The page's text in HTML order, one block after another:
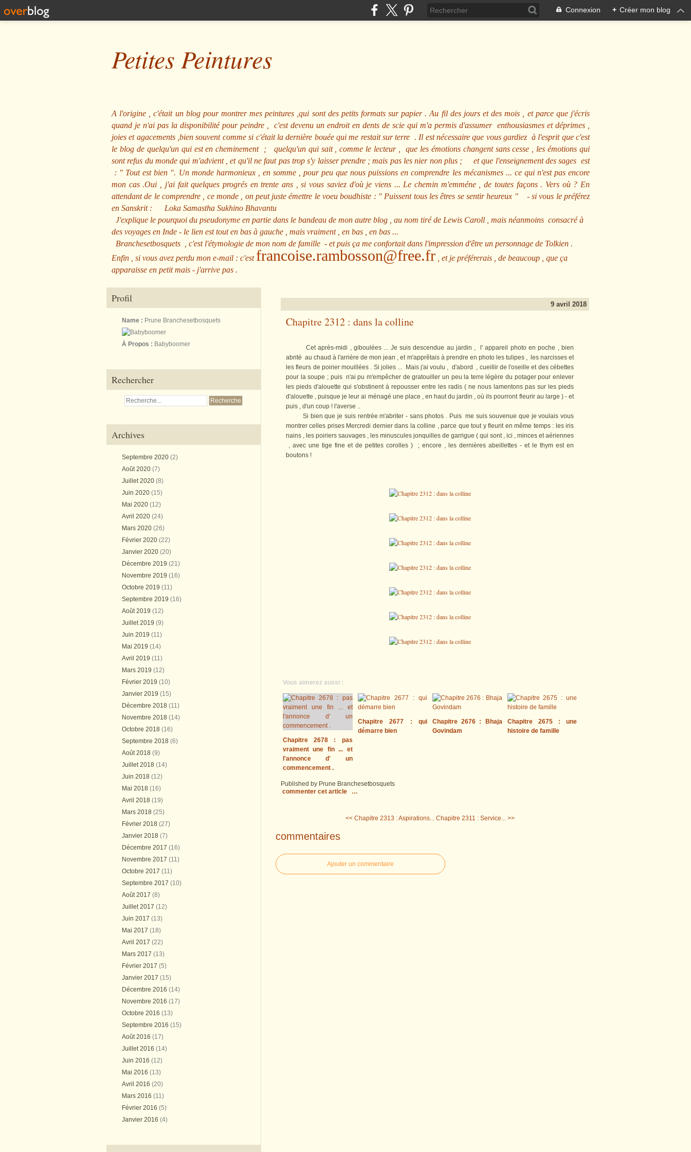
Connexion + Créer mon blog
Petites Peintures
A l'origine , c'était un blog pour montrer mes peintures ,qui sont des petits formats sur papier . Au fil des jours et des mois , et parce que j'écris
quand je n'ai pas la disponibilité pour peindre , c'est devenu un endroit en dents de scie qui m'a permis d'assumer enthousiasmes et déprimes ,
joies et agacements ,bien souvent comme si c'était la dernière bouée qui me restait sur terre . Il est nécessaire que vous gardiez à l'esprit que c'est
le blog de quelqu'un qui est en cheminement ; quelqu'un qui sait , comme le lecteur , que les émotions changent sans cesse , les émotions qui
sont refus du monde qui m'advient , et qu'il ne faut pas trop s'y laisser prendre ; mais pas les nier non plus ; et que l'enseignement des sages est
: " Tout est bien ". Un monde harmonieux , en somme , pour peu que nous puissions en comprendre les mécanismes ... ce qui n'est pas encore
mon cas .Oui , j'ai fait quelques progrés en trente ans , si vous saviez d'où je viens ... Le chemin m'emméne , de toutes façons . Vers où ? En
attendant de le comprendre , ce monde , on peut juste émettre le voeu boudhiste : " Puissent tous les êtres se sentir heureux " - si vous le préférez
en Sanskrit : Loka Samastha Sukhino Bhavantu
J'explique le pourquoi du pseudonyme en partie dans le bandeau de mon autre blog , au nom tiré de Lewis Caroll , mais néanmoins consacré à
des voyages en Inde - le lien est tout en bas à gauche , mais vraiment , en bas , en bas ...
Branchesetbosquets
, c'est l'étymologie de mon nom de famille - et puis ça me confortait dans l'impression d'être un personnage de Tolkien .
Enfin , si vous avez perdu mon e-mail : c'est francoise.rambosson@free.fr , et je préférerais , de beaucoup , que ça
apparaisse en petit mais - j'arrive pas .
Profil
Name : Prune Branchesetbosquets
À Propos : Babyboomer
Rechercher
Archives
Septembre 2020 (2)
Août 2020 (7)
Juillet 2020 (8)
Juin 2020 (15)
Mai 2020 (12)
Avril 2020 (24)
Mars 2020 (26)
Février 2020 (22)
Janvier 2020 (20)
Décembre 2019 (21)
Novembre 2019 (16)
Octobre 2019 (11)
Septembre 2019 (16)
Août 2019 (12)
Juillet 2019 (9)
Juin 2019 (11)
Mai 2019 (14)
Avril 2019 (11)
Mars 2019 (12)
Février 2019 (10)
Janvier 2019 (15)
Décembre 2018 (11)
Novembre 2018 (14)
Octobre 2018 (16)
Septembre 2018 (6)
Août 2018 (9)
Juillet 2018 (14)
Juin 2018 (12)
Mai 2018 (16)
Avril 2018 (19)
Mars 2018 (25)
Février 2018 (27)
Janvier 2018 (7)
Décembre 2017 (16)
Novembre 2017 (11)
Octobre 2017 (11)
Septembre 2017 (10)
Août 2017 (8)
Juillet 2017 (12)
Juin 2017 (13)
Mai 2017 (18)
Avril 2017 (22)
Mars 2017 (13)
Février 2017 (5)
Janvier 2017 (15)
Décembre 2016 (14)
Novembre 2016 (17)
Octobre 2016 (13)
Septembre 2016 (15)
Août 2016 (17)
Juillet 2016 (14)
Juin 2016 (12)
Mai 2016 (13)
Avril 2016 (20)
Mars 2016 (11)
Février 2016 (5)
Janvier 2016 (4)
9 avril 2018
Chapitre 2312 : dans la colline
Cet après-midi , giboulées ... Je suis descendue au jardin , l' appareil photo en poche , bien
abrité au chaud à l'arrière de mon jean , et m'apprêtais à prendre en photo les tulipes , les narcisses et
les fleurs de poirier mouillées . Si jolies ... Mais j'ai voulu , d'abord , cueillir de l'oseille et des cébettes
pour la soupe ; puis n'ai pu m'empêcher de gratouiller un peu la terre légère du potager pour enlever
les pieds d'alouette qui s'obstinent à repousser entre les radis ( ne nous lamentons pas sur les pieds
d'alouette , puisque je leur ai ménagé une place , en haut du jardin , où ils pourront fleurir au large ) - et
puis , d'un coup ! l'averse ..
Si bien que je suis rentrée m'abriter - sans photos . Puis me suis souvenue que je voulais vous
montrer celles prises Mercredi dernier dans la colline , parce que tout y fleurit en même temps : les iris
nains , les poiriers sauvages , les minuscules jonquilles de garrigue ( qui sont , ici , minces et aériennes
, avec une tige fine et de petites corolles ) ; encore , les dernières abeillettes - et le thym est en
boutons !
Vous aimerez aussi :
Chapitre 2678 : pas
vraiment une fin ... et
l'annonce d' un
commencement .
Chapitre 2677 : qui
démarre bien
Chapitre 2676 : Bhaja
Govindam
Chapitre 2675 : une
histoire de famille
Published by Prune Branchesetbosquets
commenter cet article
…
<< Chapitre 2313 : Aspirations... Chapitre 2311 : Service... >>
commentaires
Ajouter un commentaire